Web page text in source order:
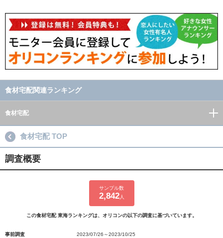
食材宅配関連ランキング
食材宅配
食材宅配 TOP
調査概要
サンプル数
2,842人
この食材宅配 東海ランキングは、オリコンの以下の調査に基づいています。
事前調査
2023/07/26～2023/10/25